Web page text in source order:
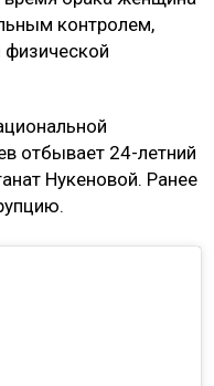
контролем,
физической
отбывает 24-летний
Нукеновой. Ранее